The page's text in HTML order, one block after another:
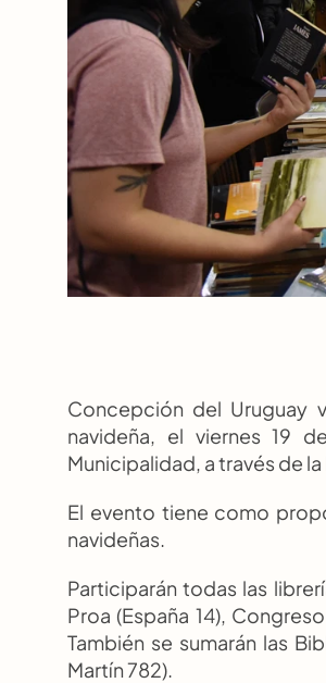
Concepción del Uruguay
navideña, el viernes 19
Municipalidad, a través de
El evento tiene como
navideñas.
Participarán todas las
Proa (España 14),
También se sumarán las
Martín 782).